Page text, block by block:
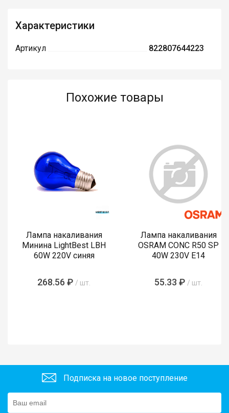
Характеристики
Артикул 822807644223
Похожие товары
Лампа накаливания
Минина LightBest LBH
60W 220V синяя
268.56 ₽ / шт.
Лампа накаливания
OSRAM CONC R50 SP
40W 230V E14
55.33 ₽ / шт.
Подписка на новое поступление